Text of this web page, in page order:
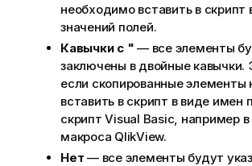
необходимо вставить в скрипт
значений полей.
Кавычки с " — все элементы
заключены в двойные кавычки.
если скопированные
вставить в скрипт в виде имен
скрипт Visual Basic, например
макроса QlikView.
Нет — все элементы будут